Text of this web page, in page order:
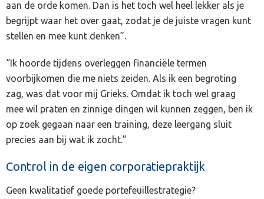
aan de orde komen. Dan is het toch wel heel lekker als je
begrijpt waar het over gaat, zodat je de juiste vragen kunt
stellen en mee kunt denken”.
“Ik hoorde tijdens overleggen financiële termen
voorbijkomen die me niets zeiden. Als ik een begroting
zag, was dat voor mij Grieks. Omdat ik toch wel graag
mee wil praten en zinnige dingen wil kunnen zeggen, ben ik
op zoek gegaan naar een training, deze leergang sluit
precies aan bij wat ik zocht.”
Control in de eigen corporatiepraktijk
Geen kwalitatief goede portefeuillestrategie?